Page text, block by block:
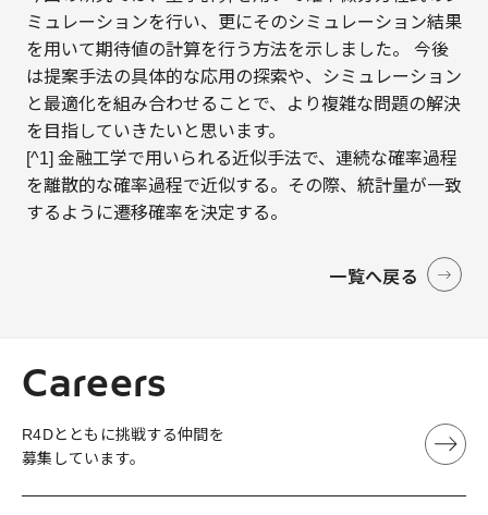
ミュレーションを行い、更にそのシミュレーション結果
を用いて期待値の計算を行う方法を示しました。 今後
は提案手法の具体的な応用の探索や、シミュレーション
と最適化を組み合わせることで、より複雑な問題の解決
を目指していきたいと思います。
[^1] 金融工学で用いられる近似手法で、連続な確率過程
を離散的な確率過程で近似する。その際、統計量が一致
するように遷移確率を決定する。
一覧へ戻る
Careers
R4Dとともに挑戦する仲間を
募集しています。